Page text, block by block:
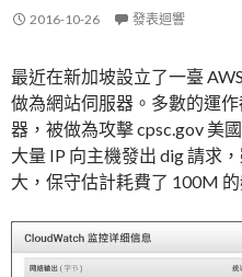
2016-10-26 發表迴響
最近在新加坡設立了一臺
做為網站伺服器。多數的運
器，被做為攻擊 cpsc.gov 美
大量 IP 向主機發出 dig 請求
大，保守估計耗費了 100M